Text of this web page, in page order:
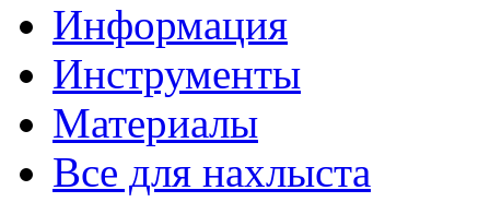
Информация
Инструменты
Материалы
Все для нахлыста